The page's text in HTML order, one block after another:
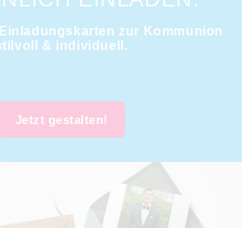
zur Kommunion
& individuell.
Jetzt gestalten!